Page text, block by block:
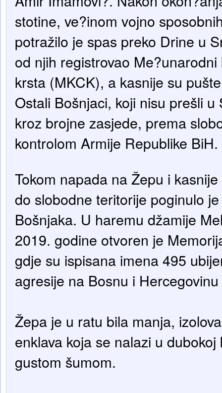
stotine, ve?inom vojno
potražilo je spas preko Drine u
od njih registrovao
krsta (MKCK), a kasnije su
Ostali Bošnjaci, koji nisu prešli
kroz brojne zasjede, prema
kontrolom Armije Republike BiH.
Tokom napada na Žepu i
do slobodne teritorije poginulo
Bošnjaka. U haremu džamije
2019. godine otvoren je
gdje su ispisana imena 495
agresije na Bosnu i
Žepa je u ratu bila manja,
enklava koja se nalazi u
gustom šumom.